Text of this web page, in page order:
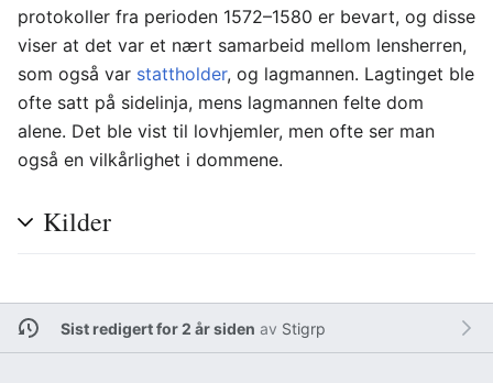
protokoller fra perioden 1572–1580 er bevart, og disse
viser at det var et nært samarbeid mellom lensherren,
som også var stattholder, og lagmannen. Lagtinget ble
ofte satt på sidelinja, mens lagmannen felte dom
alene. Det ble vist til lovhjemler, men ofte ser man
også en vilkårlighet i dommene.
Kilder
Sist redigert for 2 år siden av Stigrp